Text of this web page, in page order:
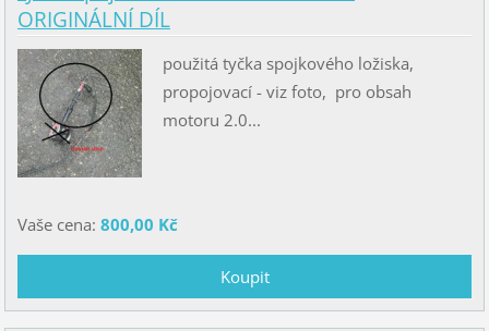
ORIGINÁLNÍ DÍL
použitá tyčka spojkového ložiska,
propojovací - viz foto, pro obsah
motoru 2.0...
Vaše cena: 800,00 Kč